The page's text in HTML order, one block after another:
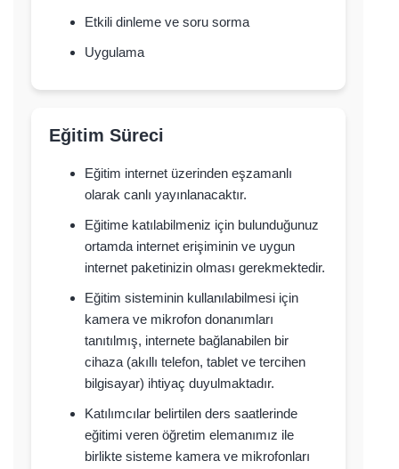
Etkili dinleme ve soru sorma
Uygulama
Eğitim Süreci
Eğitim internet üzerinden eşzamanlı
olarak canlı yayınlanacaktır.
Eğitime katılabilmeniz için bulunduğunuz
ortamda internet erişiminin ve uygun
internet paketinizin olması gerekmektedir.
Eğitim sisteminin kullanılabilmesi için
kamera ve mikrofon donanımları
tanıtılmış, internete bağlanabilen bir
cihaza (akıllı telefon, tablet ve tercihen
bilgisayar) ihtiyaç duyulmaktadır.
Katılımcılar belirtilen ders saatlerinde
eğitimi veren öğretim elemanımız ile
birlikte sisteme kamera ve mikrofonları